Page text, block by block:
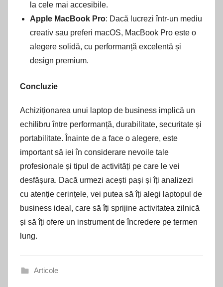
la cele mai accesibile.
Apple MacBook Pro: Dacă lucrezi într-un mediu
creativ sau preferi macOS, MacBook Pro este o
alegere solidă, cu performanță excelentă și
design premium.
Concluzie
Achiziționarea unui laptop de business implică un
echilibru între performanță, durabilitate, securitate și
portabilitate. Înainte de a face o alegere, este
important să iei în considerare nevoile tale
profesionale și tipul de activități pe care le vei
desfășura. Dacă urmezi acești pași și îți analizezi
cu atenție cerințele, vei putea să îți alegi laptopul de
business ideal, care să îți sprijine activitatea zilnică
și să îți ofere un instrument de încredere pe termen
lung.
Articole